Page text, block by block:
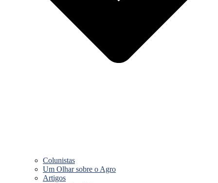
Colunistas
Um Olhar sobre o Agro
Artigos